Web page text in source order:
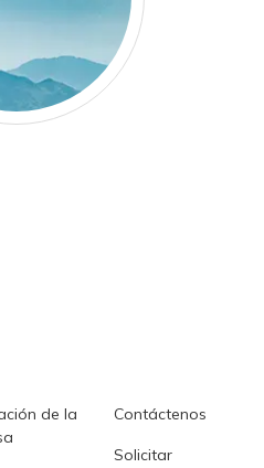
de la
Contáctenos
Solicitar